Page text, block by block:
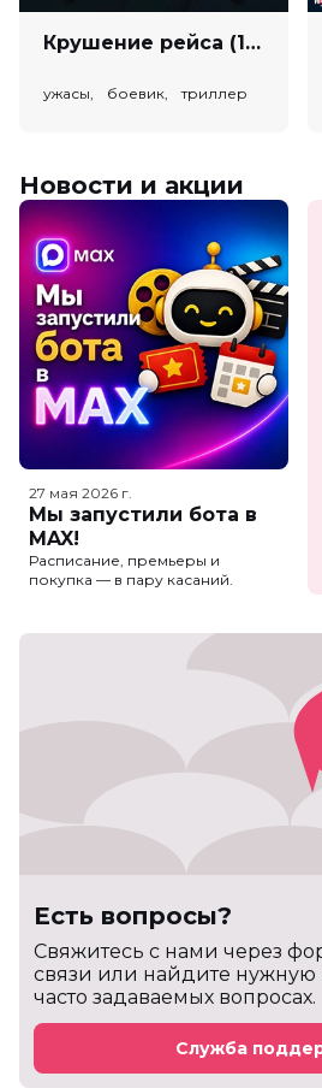
Крушение рейса (18+)
ужасы, боевик, триллер
Новости и акции
27 мая 2026 г.
Мы запустили бота в
MAX!
Расписание, премьеры и
покупка — в пару касаний.
Есть вопросы?
Cвяжитесь с нами через
связи или найдите
часто задаваемых вопросах.
Служба